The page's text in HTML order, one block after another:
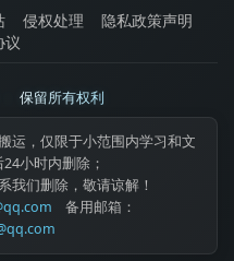
侵权处理
隐私政策声明
议
保留所有权利
运，仅限于小范围内学习和文
小时内删除；
我们删除，敬请谅解！
备用邮箱：